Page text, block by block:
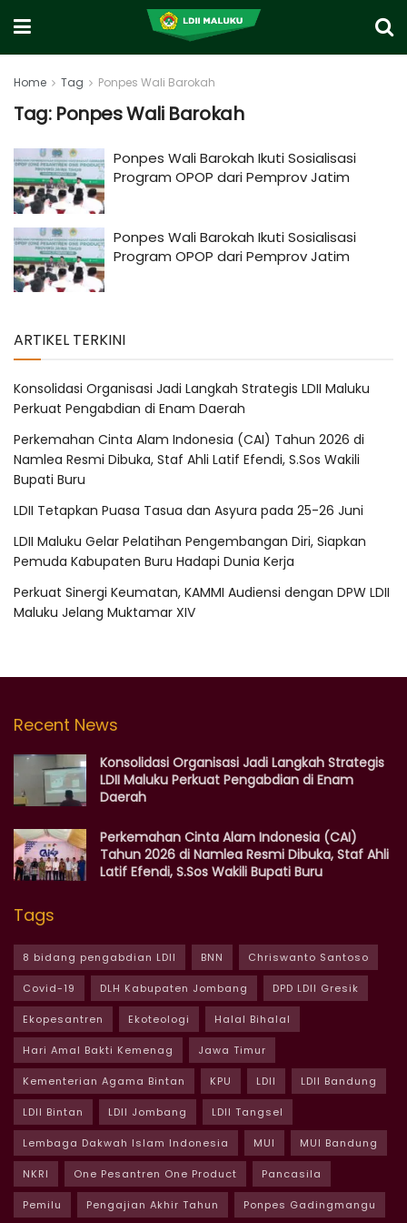
Home Tag Ponpes Wali Barokah
Tag: Ponpes Wali Barokah
Ponpes Wali Barokah Ikuti Sosialisasi
Program OPOP dari Pemprov Jatim
Ponpes Wali Barokah Ikuti Sosialisasi
Program OPOP dari Pemprov Jatim
ARTIKEL TERKINI
Konsolidasi Organisasi Jadi Langkah Strategis LDII Maluku
Perkuat Pengabdian di Enam Daerah
Perkemahan Cinta Alam Indonesia (CAI) Tahun 2026 di
Namlea Resmi Dibuka, Staf Ahli Latif Efendi, S.Sos Wakili
Bupati Buru
LDII Tetapkan Puasa Tasua dan Asyura pada 25-26 Juni
LDII Maluku Gelar Pelatihan Pengembangan Diri, Siapkan
Pemuda Kabupaten Buru Hadapi Dunia Kerja
Perkuat Sinergi Keumatan, KAMMI Audiensi dengan DPW LDII
Maluku Jelang Muktamar XIV
Recent News
Konsolidasi Organisasi Jadi Langkah Strategis
LDII Maluku Perkuat Pengabdian di Enam
Daerah
Perkemahan Cinta Alam Indonesia (CAI)
Tahun 2026 di Namlea Resmi Dibuka, Staf Ahli
Latif Efendi, S.Sos Wakili Bupati Buru
Tags
8 bidang pengabdian LDII BNN Chriswanto Santoso
Covid-19 DLH Kabupaten Jombang DPD LDII Gresik
Ekopesantren Ekoteologi Halal Bihalal
Hari Amal Bakti Kemenag Jawa Timur
Kementerian Agama Bintan KPU LDII LDII Bandung
LDII Bintan LDII Jombang LDII Tangsel
Lembaga Dakwah Islam Indonesia MUI MUI Bandung
NKRI One Pesantren One Product Pancasila
Pemilu Pengajian Akhir Tahun Ponpes Gadingmangu